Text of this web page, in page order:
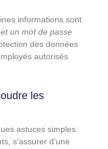
informations sont
un mot de passe
des données
autorisés
les
astuces simples
s’assurer d’une